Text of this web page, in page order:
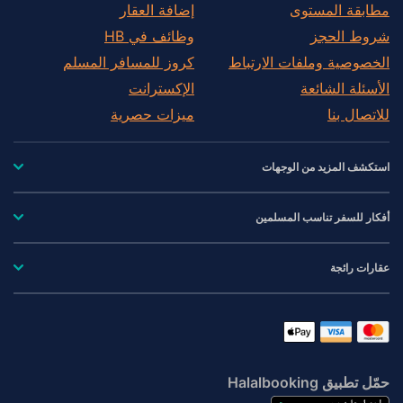
Seaton
Sidmouth
South Brent
South Molton
Tavistock
Teignmouth
Tiverton
Torquay
Torrington
Totnes
Umberleigh
Winkleigh
Woolacombe
Yelverton
مطابقة المستوى
شروط الحجز
الخصوصية وملفات الارتباط
الأسئلة الشائعة
للاتصال بنا
إضافة العقار
وظائف في HB
كروز للمسافر المسلم
الإكسترانت
ميزات حصرية
استكشف المزيد من الوجهات
أفكار للسفر تناسب المسلمين
عقارات رائجة
حمّل تطبيق Halalbooking